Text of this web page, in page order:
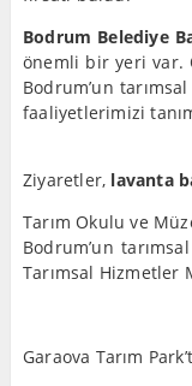
Bodrum Belediye
önemli bir yeri var.
Bodrum’un
faaliyetlerimizi
Ziyaretler, lavanta
Tarım Okulu ve
Bodrum’un
Tarımsal Hizmetler
Garaova Tarım